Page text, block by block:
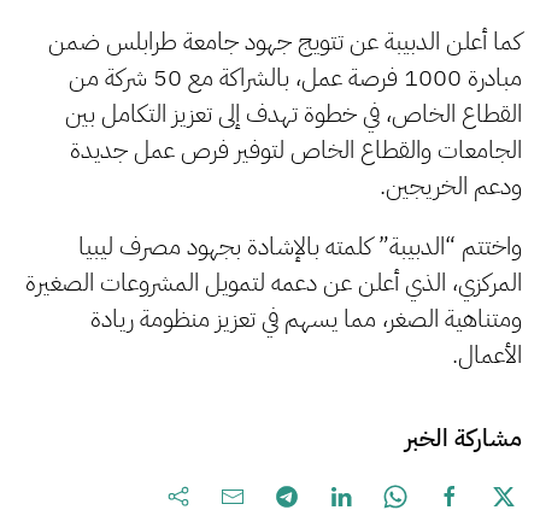
كما أعلن الدبيبة عن تتويج جهود جامعة طرابلس ضمن
مبادرة 1000 فرصة عمل، بالشراكة مع 50 شركة من
القطاع الخاص، في خطوة تهدف إلى تعزيز التكامل بين
الجامعات والقطاع الخاص لتوفير فرص عمل جديدة
ودعم الخريجين.
واختتم “الدبيبة” كلمته بالإشادة بجهود مصرف ليبيا
المركزي، الذي أعلن عن دعمه لتمويل المشروعات الصغيرة
ومتناهية الصغر، مما يسهم في تعزيز منظومة ريادة
الأعمال.
مشاركة الخبر